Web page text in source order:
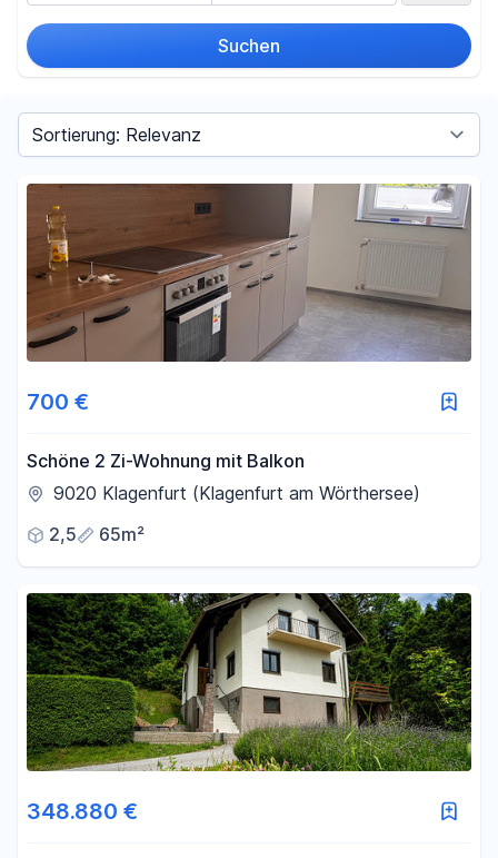
Suchen
-
Filter für Preis zurücksetzen
Sortieren nach
700 €
Schöne 2 Zi-Wohnung mit Balkon
9020 Klagenfurt (Klagenfurt am Wörthersee)
2,5
65m²
348.880 €